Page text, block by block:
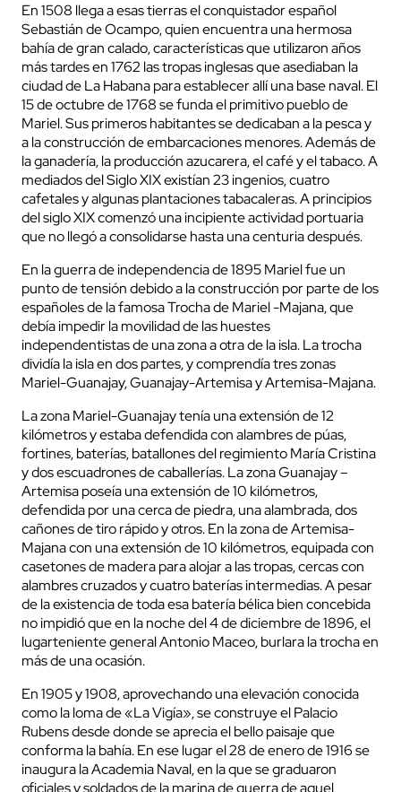
En 1508 llega a esas tierras el conquistador español
Sebastián de Ocampo, quien encuentra una hermosa
bahía de gran calado, características que utilizaron años
más tardes en 1762 las tropas inglesas que asediaban la
ciudad de La Habana para establecer allí una base naval. El
15 de octubre de 1768 se funda el primitivo pueblo de
Mariel. Sus primeros habitantes se dedicaban a la pesca y
a la construcción de embarcaciones menores. Además de
la ganadería, la producción azucarera, el café y el tabaco. A
mediados del Siglo XIX existían 23 ingenios, cuatro
cafetales y algunas plantaciones tabacaleras. A principios
del siglo XIX comenzó una incipiente actividad portuaria
que no llegó a consolidarse hasta una centuria después.
En la guerra de independencia de 1895 Mariel fue un
punto de tensión debido a la construcción por parte de los
españoles de la famosa Trocha de Mariel -Majana, que
debía impedir la movilidad de las huestes
independentistas de una zona a otra de la isla. La trocha
dividía la isla en dos partes, y comprendía tres zonas
Mariel-Guanajay, Guanajay-Artemisa y Artemisa-Majana.
La zona Mariel-Guanajay tenía una extensión de 12
kilómetros y estaba defendida con alambres de púas,
fortines, baterías, batallones del regimiento María Cristina
y dos escuadrones de caballerías. La zona Guanajay –
Artemisa poseía una extensión de 10 kilómetros,
defendida por una cerca de piedra, una alambrada, dos
cañones de tiro rápido y otros. En la zona de Artemisa-
Majana con una extensión de 10 kilómetros, equipada con
casetones de madera para alojar a las tropas, cercas con
alambres cruzados y cuatro baterías intermedias. A pesar
de la existencia de toda esa batería bélica bien concebida
no impidió que en la noche del 4 de diciembre de 1896, el
lugarteniente general Antonio Maceo, burlara la trocha en
más de una ocasión.
En 1905 y 1908, aprovechando una elevación conocida
como la loma de «La Vigía», se construye el Palacio
Rubens desde donde se aprecia el bello paisaje que
conforma la bahía. En ese lugar el 28 de enero de 1916 se
inaugura la Academia Naval, en la que se graduaron
oficiales y soldados de la marina de guerra de aquel